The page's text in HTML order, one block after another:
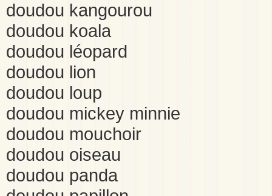
doudou kangourou
doudou koala
doudou léopard
doudou lion
doudou loup
doudou mickey minnie
doudou mouchoir
doudou oiseau
doudou panda